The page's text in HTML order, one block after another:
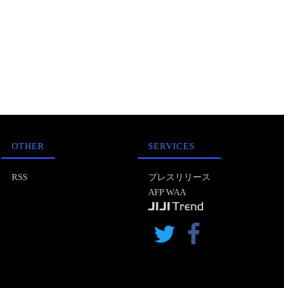
OTHER
RSS
SERVICES
プレスリリース
AFP WAA